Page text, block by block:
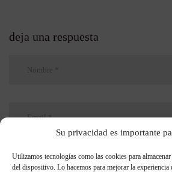
Su privacidad es importante
Utilizamos tecnologías como las cookies para
del dispositivo. Lo hacemos para mejorar la experiencia
deja una respuesta